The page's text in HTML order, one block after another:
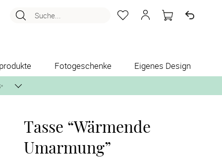
Suche...
Fotogeschenke Eigenes Design
per Post zusenden.
Tasse “Wärmende
Umarmung”